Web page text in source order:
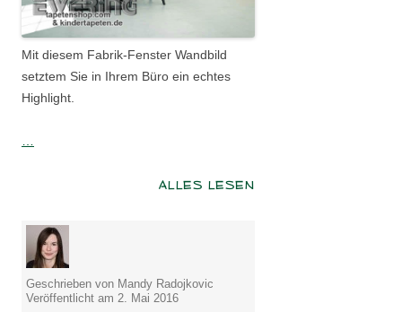
Mit diesem Fabrik-Fenster Wandbild
setztem Sie in Ihrem Büro ein echtes
Highlight.
ALLES LESEN
Geschrieben von Mandy Radojkovic
Veröffentlicht am 2. Mai 2016